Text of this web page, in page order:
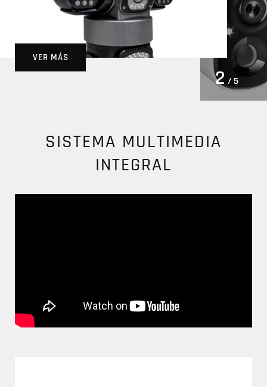
2 / 5
VER MÁS
SISTEMA MULTIMEDIA
INTEGRAL